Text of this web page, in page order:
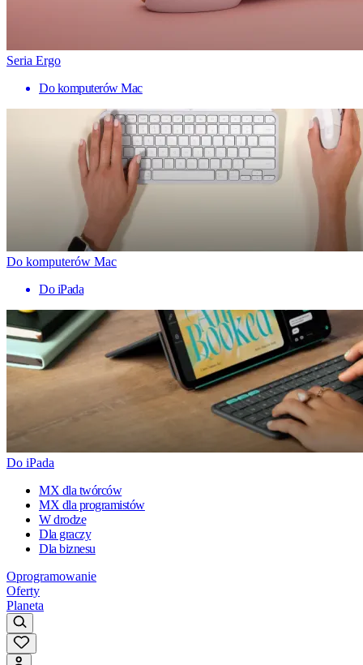
Seria Ergo
Do komputerów Mac
Do komputerów Mac
Do iPada
Do iPada
MX dla twórców
MX dla programistów
W drodze
Dla graczy
Dla biznesu
Oprogramowanie
Oferty
Planeta